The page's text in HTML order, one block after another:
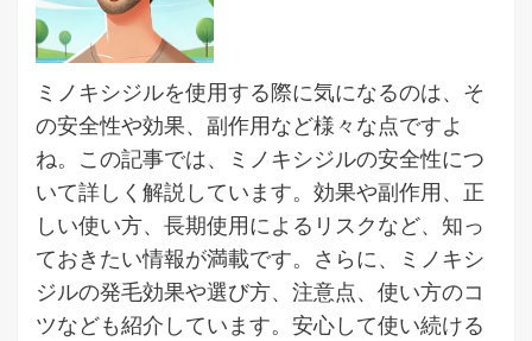
ミノキシジルを使用する際に気になるのは、そ
の安全性や効果、副作用など様々な点ですよ
ね。この記事では、ミノキシジルの安全性につ
いて詳しく解説しています。効果や副作用、正
しい使い方、長期使用によるリスクなど、知っ
ておきたい情報が満載です。さらに、ミノキシ
ジルの発毛効果や選び方、注意点、使い方のコ
ツなども紹介しています。安心して使い続ける